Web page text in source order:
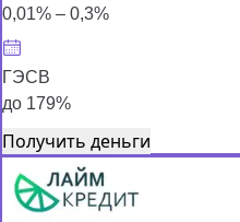
0,01% – 0,3%
ГЭСВ
до 179%
Получить деньги